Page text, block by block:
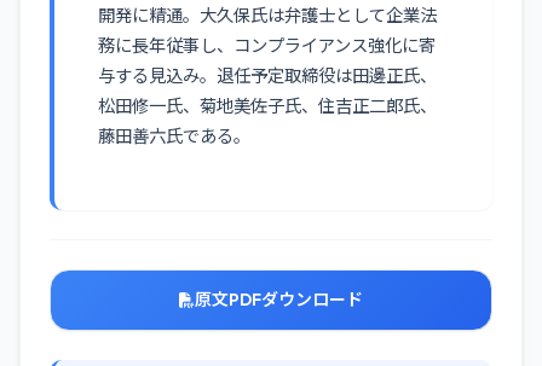
開発に精通。大久保氏は弁護士として企業法
務に長年従事し、コンプライアンス強化に寄
与する見込み。退任予定取締役は田邊正氏、
松田修一氏、菊地美佐子氏、住吉正二郎氏、
藤田善六氏である。
原文PDFダウンロード